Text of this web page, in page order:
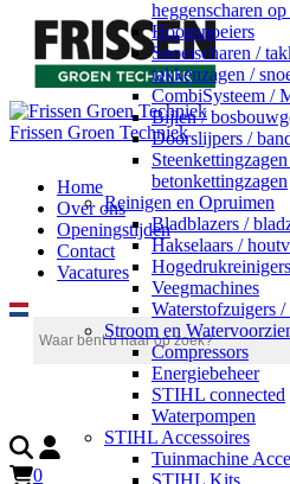
Frissen Groen Techniek
Home
Over ons
Openingstijden
Contact
Vacatures
heggenscharen op
Hoogsnoeiers
Snoeischaren /
takkenzagen /
CombiSysteem /
Bijlen /
Doorslijpers /
betonkettingzagen
Reinigen en Opruimen
Bladblazers /
Hakselaars /
Hogedrukreinigers
Veegmachines
Waterstofzuigers /
Stroom en
Compressors
Energiebeheer
STIHL connected
Waterpompen
STIHL Accessoires
Tuinmachine
STIHL Kits
0